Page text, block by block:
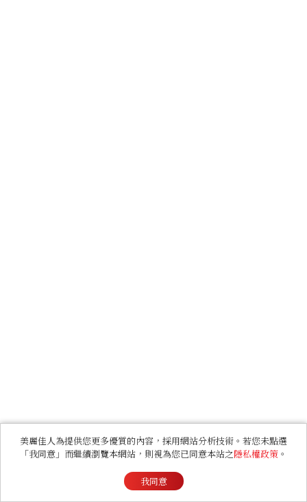
美麗佳人為提供您更多優質的內容，採用網站分析技術。若您未點選
「我同意」而繼續瀏覽本網站，則視為您已同意本站之隱私權政策 。
我同意